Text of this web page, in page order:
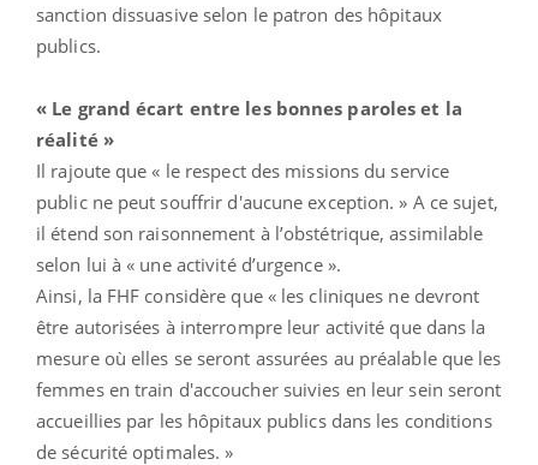
sanction dissuasive selon le patron des hôpitaux
publics.
« Le grand écart entre les bonnes paroles et la
réalité »
Il rajoute que « le respect des missions du service
public ne peut souffrir d'aucune exception. » A ce sujet,
il étend son raisonnement à l’obstétrique, assimilable
selon lui à « une activité d’urgence ».
Ainsi, la FHF considère que « les cliniques ne devront
être autorisées à interrompre leur activité que dans la
mesure où elles se seront assurées au préalable que les
femmes en train d'accoucher suivies en leur sein seront
accueillies par les hôpitaux publics dans les conditions
de sécurité optimales. »